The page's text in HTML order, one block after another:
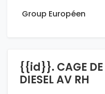
Group Européen
{{id}}. CAGE DE
DIESEL AV RH